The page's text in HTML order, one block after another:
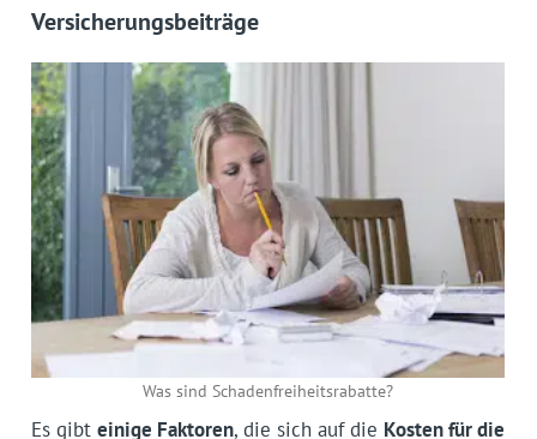
Versicherungsbeiträge
Was sind Schadenfreiheitsrabatte?
Es gibt einige Faktoren, die sich auf die Kosten für die